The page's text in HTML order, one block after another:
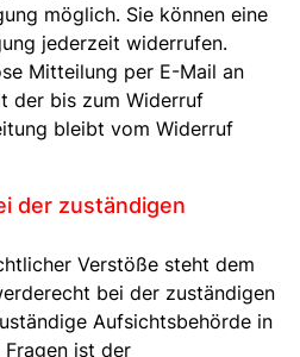
möglich. Sie können eine
jederzeit widerrufen.
Mitteilung per E-Mail an
der bis zum Widerruf
bleibt vom Widerruf
der zuständigen
Verstöße steht dem
bei der zuständigen
Aufsichtsbehörde in
ist der